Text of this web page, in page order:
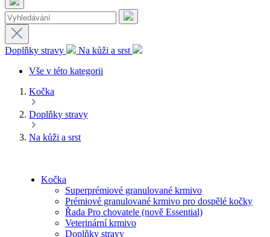
Doplňky stravy
Na kůži a srst
Vše v této kategorii
Kočka
Doplňky stravy
Na kůži a srst
Kočka
Superprémiové granulované krmivo
Prémiové granulované krmivo pro dospělé kočky
Řada Pro chovatele (nově Essential)
Veterinární krmivo
Doplňky stravy